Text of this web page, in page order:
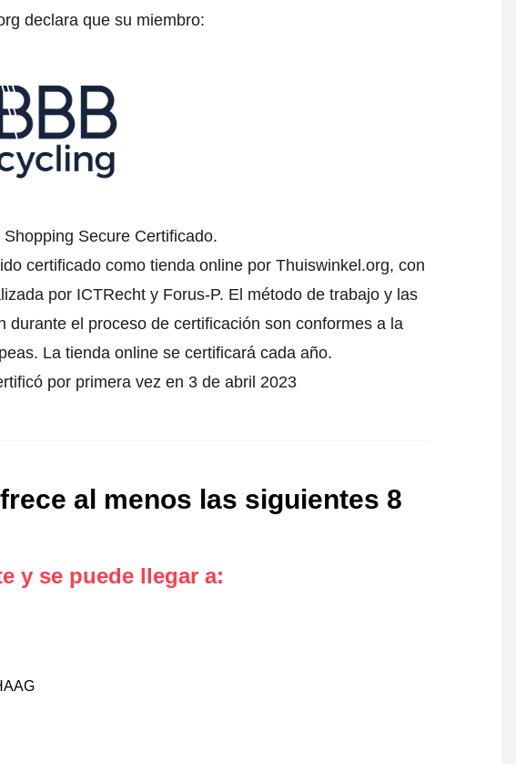
declara que su miembro:
Secure Certificado.
certificado como tienda online por Thuiswinkel.org, con
por ICTRecht y Forus-P. El método de trabajo y las
durante el proceso de certificación son conformes a la
La tienda online se certificará cada año.
por primera vez en 3 de abril 2023
al menos las siguientes 8
y se puede llegar a: